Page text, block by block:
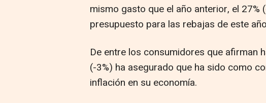
mismo gasto que el año anterior, el 27%
presupuesto para las rebajas de este
De entre los consumidores que afirman
(-3%) ha asegurado que ha sido como
inflación en su economía.